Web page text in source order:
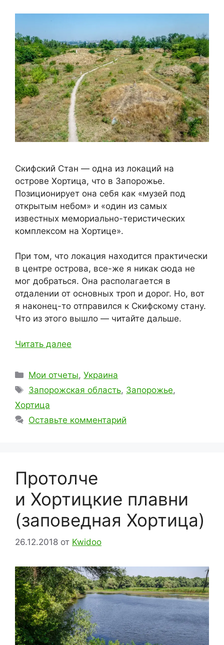
Скифский Стан — одна из локаций на
острове Хортица, что в Запорожье.
Позиционирует она себя как «музей под
открытым небом» и «один из самых
известных мемориально-теристических
комплексом на Хортице».
При том, что локация находится практически
в центре острова, все-же я никак сюда не
мог добраться. Она располагается в
отдалении от основных троп и дорог. Но, вот
я наконец-то отправился к Скифскому стану.
Что из этого вышло — читайте дальше.
Читать далее
Рубрики
Мои отчеты,Украина
Метки
Запорожская область, Запорожье,
Хортица
Оставьте комментарий
Протолче
и Хортицкие плавни
(заповедная Хортица)
26.12.2018 от Kwidoo